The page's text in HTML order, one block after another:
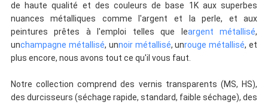
de haute qualité et des couleurs de base 1K aux superbes
nuances métalliques comme l'argent et la perle, et aux
peintures prêtes à l'emploi telles que leargent métallisé,
unchampagne métallisé, unnoir métallisé, unrouge métallisé, et
plus encore, nous avons tout ce qu'il vous faut.
Notre collection comprend des vernis transparents (MS, HS),
des durcisseurs (séchage rapide, standard, faible séchage), des